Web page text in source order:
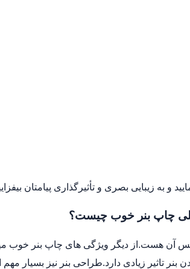
و به زیبایی بصری و تأثیرگذاری پیامتان
چاپ بنر خوب چیست؟
آن هست.از دیگر ویژگی های چاپ بنر خوب
بنر تاثیر زیادی دارد.طراحی بنر نیز بسیار